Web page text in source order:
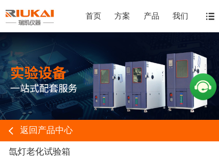
首页 方案 产品 我们
返回产品中心
氙灯老化试验箱